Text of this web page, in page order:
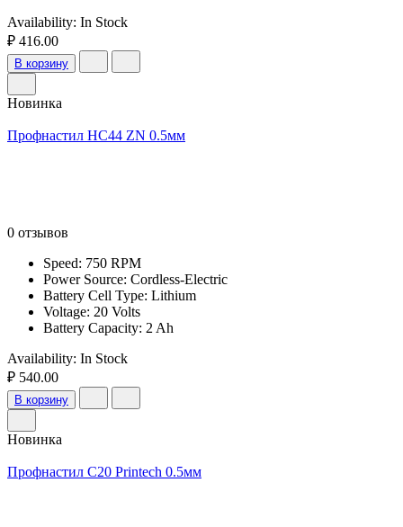
Availability: In Stock
₽ 416.00
В корзину
Новинка
Профнастил НС44 ZN 0.5мм
0 отзывов
Speed: 750 RPM
Power Source: Cordless-Electric
Battery Cell Type: Lithium
Voltage: 20 Volts
Battery Capacity: 2 Ah
Availability: In Stock
₽ 540.00
В корзину
Новинка
Профнастил С20 Printech 0.5мм